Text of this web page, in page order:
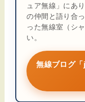
ュア無線」にあ
の仲間と語り合
った無線室（シ
い。
無線ブログ